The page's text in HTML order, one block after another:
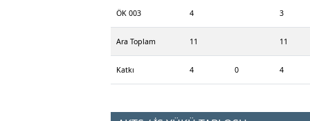
ÖK 003 4 3
Ara Toplam 11 11
Katkı 4 0 4